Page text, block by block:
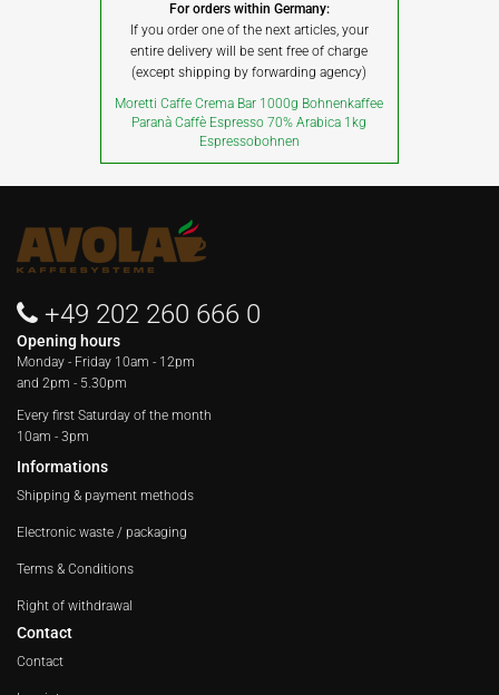
For orders within Germany:
If you order one of the next articles, your
entire delivery will be sent free of charge
(except shipping by forwarding agency)
Moretti Caffe Crema Bar 1000g Bohnenkaffee
Paranà Caffè Espresso 70% Arabica 1kg
Espressobohnen
+49 202 260 666 0
Opening hours
Monday - Friday 10am - 12pm
and 2pm - 5.30pm
Every first Saturday of the month
10am - 3pm
Informations
Shipping & payment methods
Electronic waste / packaging
Terms & Conditions
Right of withdrawal
Contact
Contact